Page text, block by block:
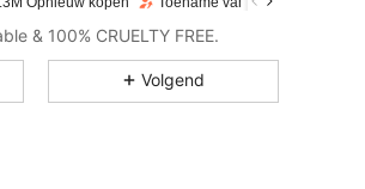
& 100% CRUELTY FREE.
Volgend